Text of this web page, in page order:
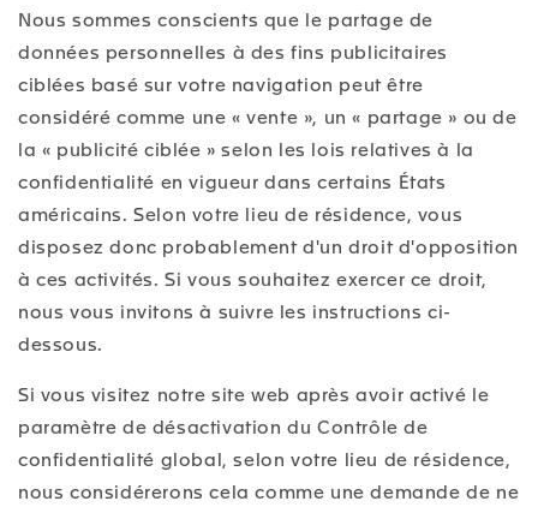
Nous sommes conscients que le partage de
données personnelles à des fins publicitaires
ciblées basé sur votre navigation peut être
considéré comme une « vente », un « partage » ou de
la « publicité ciblée » selon les lois relatives à la
confidentialité en vigueur dans certains États
américains. Selon votre lieu de résidence, vous
disposez donc probablement d'un droit d'opposition
à ces activités. Si vous souhaitez exercer ce droit,
nous vous invitons à suivre les instructions ci-
dessous.
Si vous visitez notre site web après avoir activé le
paramètre de désactivation du Contrôle de
confidentialité global, selon votre lieu de résidence,
nous considérerons cela comme une demande de ne